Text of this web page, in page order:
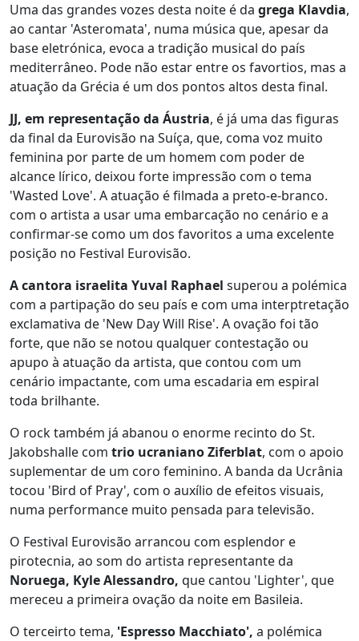
Uma das grandes vozes desta noite é da grega Klavdia,
ao cantar 'Asteromata', numa música que, apesar da
base eletrónica, evoca a tradição musical do país
mediterrâneo. Pode não estar entre os favortios, mas a
atuação da Grécia é um dos pontos altos desta final.
JJ, em representação da Áustria, é já uma das figuras
da final da Eurovisão na Suíça, que, coma voz muito
feminina por parte de um homem com poder de
alcance lírico, deixou forte impressão com o tema
'Wasted Love'. A atuação é filmada a preto-e-branco.
com o artista a usar uma embarcação no cenário e a
confirmar-se como um dos favoritos a uma excelente
posição no Festival Eurovisão.
A cantora israelita Yuval Raphael superou a polémica
com a partipação do seu país e com uma interptretação
exclamativa de 'New Day Will Rise'. A ovação foi tão
forte, que não se notou qualquer contestação ou
apupo à atuação da artista, que contou com um
cenário impactante, com uma escadaria em espiral
toda brilhante.
O rock também já abanou o enorme recinto do St.
Jakobshalle com trio ucraniano Ziferblat, com o apoio
suplementar de um coro feminino. A banda da Ucrânia
tocou 'Bird of Pray', com o auxílio de efeitos visuais,
numa performance muito pensada para televisão.
O Festival Eurovisão arrancou com esplendor e
pirotecnia, ao som do artista representante da
Noruega, Kyle Alessandro, que cantou 'Lighter', que
mereceu a primeira ovação da noite em Basileia.
O terceirto tema, 'Espresso Macchiato', a polémica